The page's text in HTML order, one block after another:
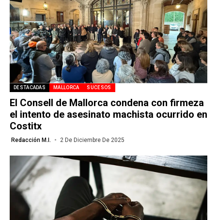
DESTACADAS MALLORCA SUCESOS
El Consell de Mallorca condena con firmeza
el intento de asesinato machista ocurrido en
Costitx
Redacción M.I. 2 De Diciembre De 2025